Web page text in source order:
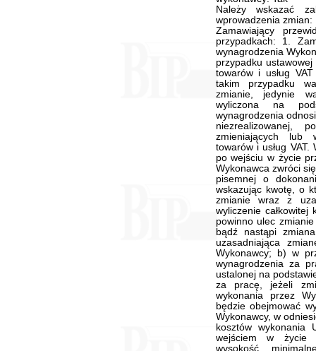
Należy wskazać
wprowadzenia zmian:
Zamawiający
przypadkach: 1.
wynagrodzenia
przypadku
towarów i usług
takim przypadku
zmianie, jedynie
wyliczona na
wynagrodzenia
niezrealizowanej,
zmieniających lub
towarów i usług
po wejściu w życie
Wykonawca zwróci
pisemnej o
wskazując kwotę, o
zmianie wraz z
wyliczenie
powinno ulec
bądź nastąpi
uzasadniająca
Wykonawcy; b) w
wynagrodzenia za
ustalonej na
za pracę, jeżeli
wykonania przez
będzie obejmować
Wykonawcy, w
kosztów wykonania
wejściem w życie
wysokość